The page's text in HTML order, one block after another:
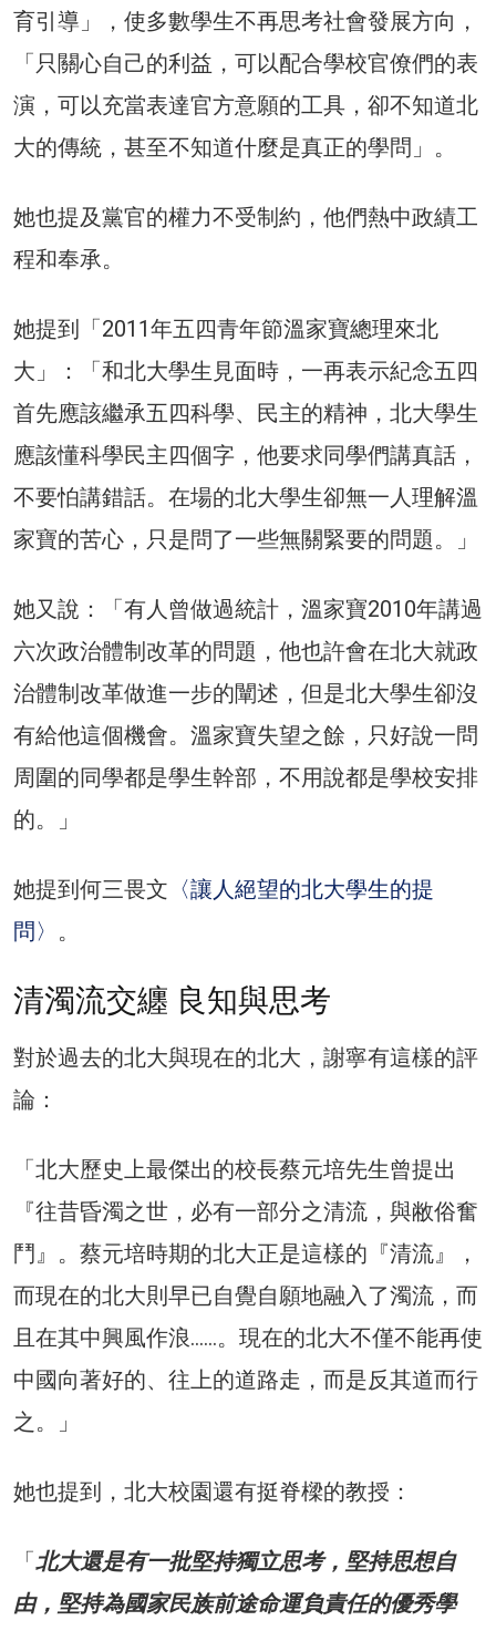
育引導」，使多數學生不再思考社會發展方向，
「只關心自己的利益，可以配合學校官僚們的表
演，可以充當表達官方意願的工具，卻不知道北
大的傳統，甚至不知道什麼是真正的學問」。
她也提及黨官的權力不受制約，他們熱中政績工
程和奉承。
她提到「2011年五四青年節溫家寶總理來北
大」：「和北大學生見面時，一再表示紀念五四
首先應該繼承五四科學、民主的精神，北大學生
應該懂科學民主四個字，他要求同學們講真話，
不要怕講錯話。在場的北大學生卻無一人理解溫
家寶的苦心，只是問了一些無關緊要的問題。」
她又說：「有人曾做過統計，溫家寶2010年講過
六次政治體制改革的問題，他也許會在北大就政
治體制改革做進一步的闡述，但是北大學生卻沒
有給他這個機會。溫家寶失望之餘，只好說一問
周圍的同學都是學生幹部，不用說都是學校安排
的。」
她提到何三畏文 〈讓人絕望的北大學生的提
問〉 。
清濁流交纏 良知與思考
對於過去的北大與現在的北大，謝寧有這樣的評
論：
「北大歷史上最傑出的校長蔡元培先生曾提出
『往昔昏濁之世，必有一部分之清流，與敝俗奮
鬥』。蔡元培時期的北大正是這樣的『清流』，
而現在的北大則早已自覺自願地融入了濁流，而
且在其中興風作浪……。現在的北大不僅不能再使
中國向著好的、往上的道路走，而是反其道而行
之。」
她也提到，北大校園還有挺脊樑的教授：
「 北大還是有一批堅持獨立思考，堅持思想自
由，堅持為國家民族前途命運負責任的優秀學